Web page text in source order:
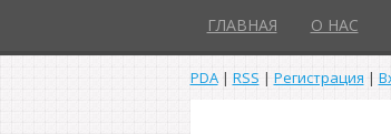
ГЛАВНАЯ О НАС
PDA| RSS | Регистрация |